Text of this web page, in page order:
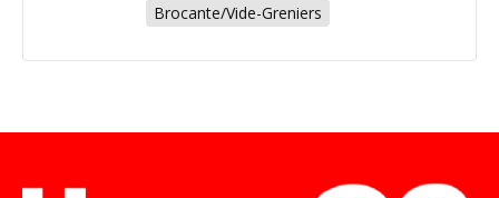
Brocante/Vide-Greniers